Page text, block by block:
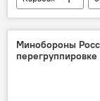
Вынужденные
Зангилан
Минобороны